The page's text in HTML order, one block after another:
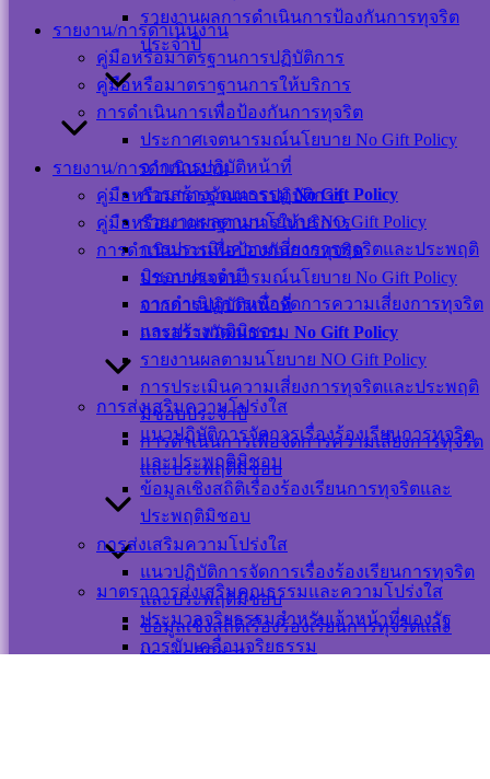
รายงาน/การดำเนินงาน
คู่มือหรือมาตรฐานการปฏิบัติการ
คู่มือหรือมาตราฐานการให้บริการ
การดำเนินการเพื่อป้องกันการทุจริต
ประกาศเจตนารมณ์นโยบาย No Gift Policy
จากการปฏิบัติหน้าที่
การสร้างวัฒนธรรมNo Gift Policy
รายงานผลตามนโยบาย NO Gift Policy
การประเมินความเสี่ยงการทุจริตและประพฤติ
มิชอบประจำปี
การดำเนินการเพื่อจัดการความเสี่ยงการทุจริต
และประพฤติมิชอบ
การส่งเสริมความโปร่งใส
แนวปฏิบัติการจัดการเรื่องร้องเรียนการทุจริต
และประพฤติมิชอบ
ข้อมูลเชิงสถิติเรื่องร้องเรียนการทุจริตและ
ประพฤติมิชอบ
มาตราการส่งเสริมคุณธรรมและความโปร่งใส
ประมวลจริยธรรมสำหรับเจ้าหน้าที่ของรัฐ
การขับเคลื่อนจริยธรรม
รายงานผลการดำเนินการป้องกันการทุจริต
ประจำปี
รายงาน/การดำเนินงาน
คู่มือหรือมาตรฐานการปฏิบัติการ
คู่มือหรือมาตราฐานการให้บริการ
การดำเนินการเพื่อป้องกันการทุจริต
ประกาศเจตนารมณ์นโยบาย No Gift Policy
จากการปฏิบัติหน้าที่
การสร้างวัฒนธรรม No Gift Policy
รายงานผลตามนโยบาย NO Gift Policy
การประเมินความเสี่ยงการทุจริตและประพฤติ
มิชอบประจำปี
การดำเนินการเพื่อจัดการความเสี่ยงการทุจริต
และประพฤติมิชอบ
การส่งเสริมความโปร่งใส
แนวปฏิบัติการจัดการเรื่องร้องเรียนการทุจริต
และประพฤติมิชอบ
ข้อมูลเชิงสถิติเรื่องร้องเรียนการทุจริตและ
ประพฤติมิชอบ
เครือข่าย
ส่วนบุคคล และ
การใช้งานคุกกี้
©สงวนลิขสิทธิ์ เทศบาลตำบลปากพะยูน.